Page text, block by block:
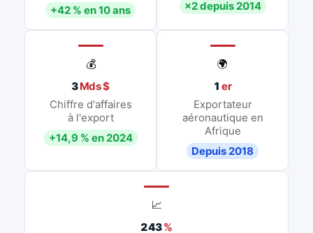
+42 % en 10 ans
×2 depuis 2014
💰
3Mds $
Chiffre d'affaires
à l'export
+14,9 % en 2024
🌍
1 er
Exportateur
aéronautique en
Afrique
Depuis 2018
📈
243%